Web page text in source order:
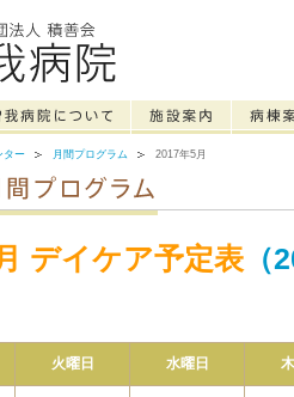
ター 月間プログラム 2017年5月
デイケア予定表
火曜日 水曜日